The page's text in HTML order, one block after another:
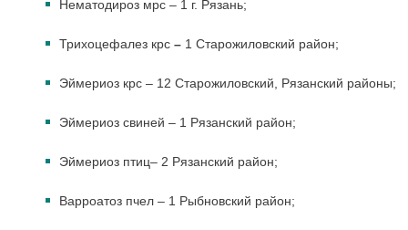
Нематодироз мрс – 1 г. Рязань;
Трихоцефалез крс – 1 Старожиловский район;
Эймериоз крс – 12 Старожиловский, Рязанский районы;
Эймериоз свиней – 1 Рязанский район;
Эймериоз птиц– 2 Рязанский район;
Варроатоз пчел – 1 Рыбновский район;